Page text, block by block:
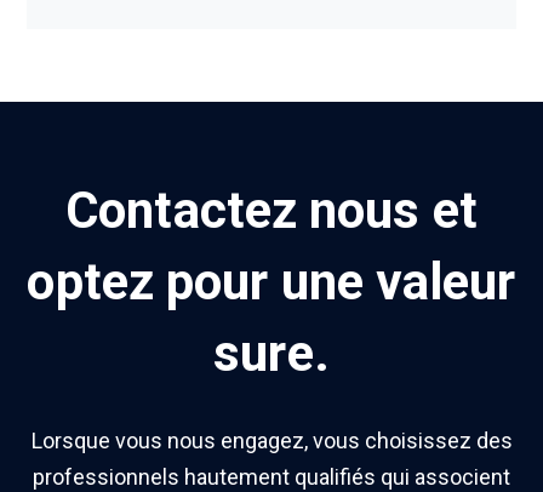
Contactez nous et
optez pour une valeur
sure.
Lorsque vous nous engagez, vous choisissez des
professionnels hautement qualifiés qui associent